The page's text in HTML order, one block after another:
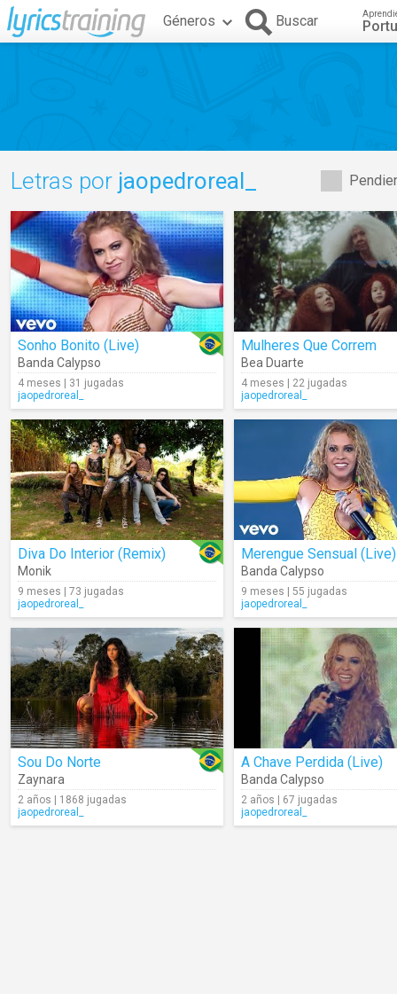
Géneros Buscar
Letras por jaopedroreal_
Sonho Bonito (Live)
Banda Calypso
4 meses | 31 jugadas
jaopedroreal_
Mulheres Que Correm
Bea Duarte
4 meses | 22 jugadas
jaopedroreal_
Diva Do Interior (Remix)
Monik
9 meses | 73 jugadas
jaopedroreal_
Merengue Sensual (Live)
Banda Calypso
9 meses | 55 jugadas
jaopedroreal_
Sou Do Norte
Zaynara
2 años | 1868 jugadas
jaopedroreal_
A Chave Perdida (Live)
Banda Calypso
2 años | 67 jugadas
jaopedroreal_